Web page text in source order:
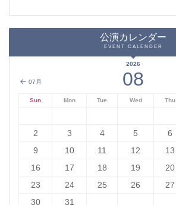
公演カレンダー
EVENT CALENDER
07月
2026
08
Sun Mon Tue Wed Thu
2
3 4 5 6
9
10 11 12 13
16
17 18 19 20
23
24 25 26 27
30
31